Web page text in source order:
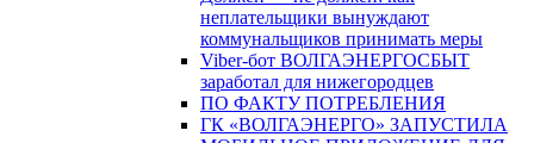
неплательщики вынуждают
коммунальщиков принимать меры
Viber-бот ВОЛГАЭНЕРГОСБЫТ
заработал для нижегородцев
ПО ФАКТУ ПОТРЕБЛЕНИЯ
ГК «ВОЛГАЭНЕРГО» ЗАПУСТИЛА